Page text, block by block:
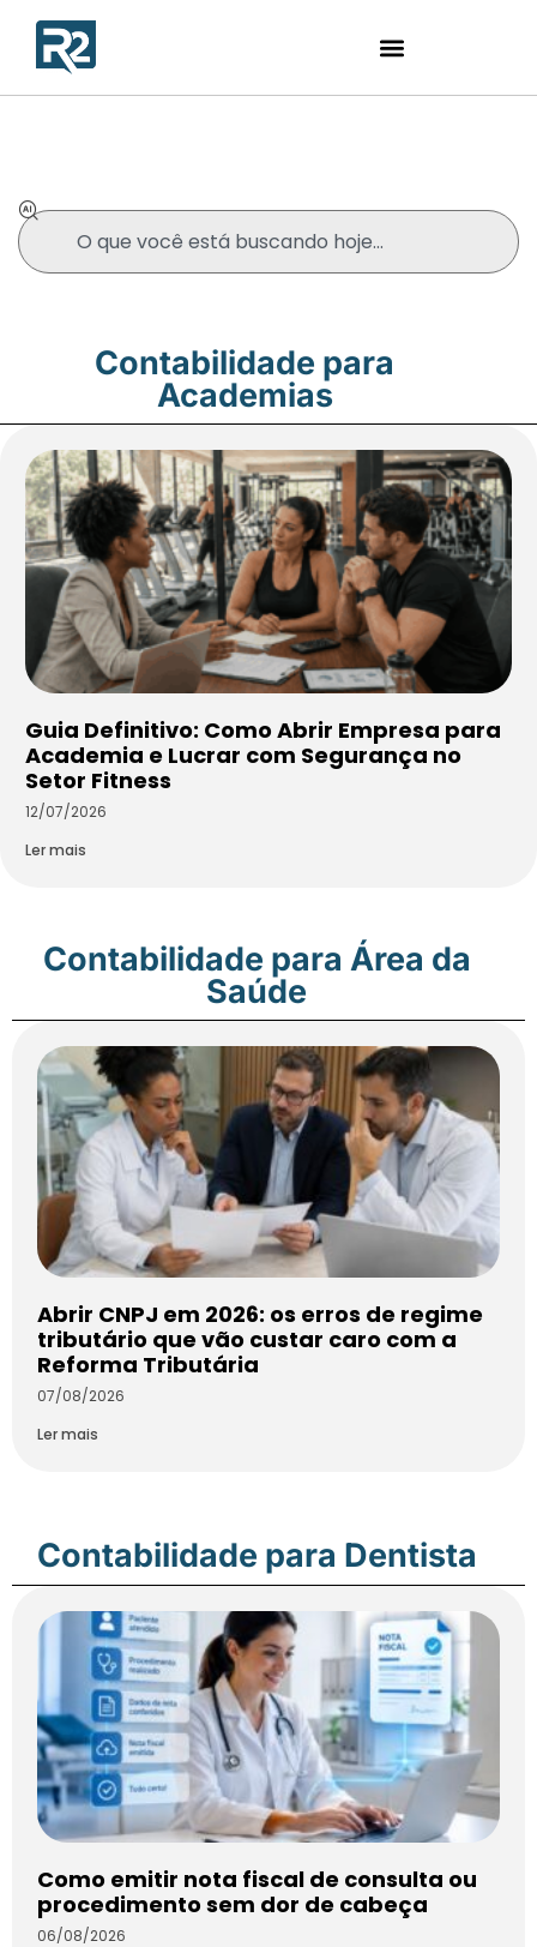
Contabilidade para
Academias
Guia Definitivo: Como Abrir Empresa para
Academia e Lucrar com Segurança no
Setor Fitness
12/07/2026
Ler mais
Contabilidade para Área da
Saúde
Abrir CNPJ em 2026: os erros de regime
tributário que vão custar caro com a
Reforma Tributária
07/08/2026
Ler mais
Contabilidade para Dentista
Como emitir nota fiscal de consulta ou
procedimento sem dor de cabeça
06/08/2026